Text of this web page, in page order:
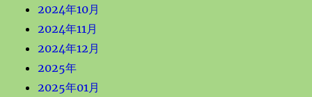
2024年10月
2024年11月
2024年12月
2025年
2025年01月